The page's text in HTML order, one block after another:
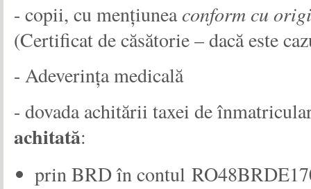
- copii, cu menţiuneaconform cu
(Certificat de căsătorie – dacă este
- Adeverinţa medicală
- dovada achitării taxei de
achitată:
prin BRD în contul